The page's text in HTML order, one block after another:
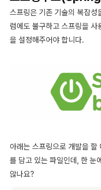
스프링은 기존 기술의 복잡성
럼에도 불구하고 스프링을
을 설정해주어야 합니다.
아래는 스프링으로 개발을 할
를 담고 있는 파일인데, 한 눈
않나요?